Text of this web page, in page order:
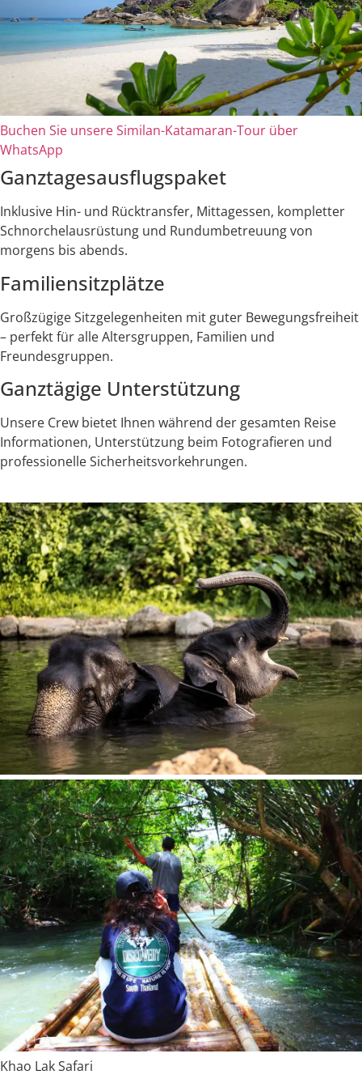
Buchen Sie unsere Similan-Katamaran-Tour über
WhatsApp
Ganztagesausflugspaket
Inklusive Hin- und Rücktransfer, Mittagessen, kompletter
Schnorchelausrüstung und Rundumbetreuung von
morgens bis abends.
Familiensitzplätze
Großzügige Sitzgelegenheiten mit guter Bewegungsfreiheit
– perfekt für alle Altersgruppen, Familien und
Freundesgruppen.
Ganztägige Unterstützung
Unsere Crew bietet Ihnen während der gesamten Reise
Informationen, Unterstützung beim Fotografieren und
professionelle Sicherheitsvorkehrungen.
Khao Lak Safari